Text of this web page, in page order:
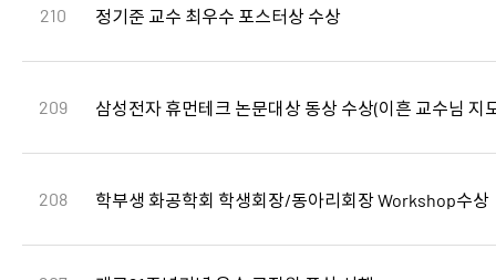
210 정기준 교수 최우수 포스터상 수상
209 삼성전자 휴먼테크 논문대상 동상 수상(이흔 교수님 지
208 학부생 화공학회 학생회장/동아리회장 Workshop수상